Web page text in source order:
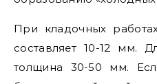
При кладочных
составляет 10-12 мм.
толщина 30-50 мм.